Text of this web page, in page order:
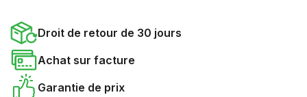
Droit de retour de 30 jours
Achat sur facture
Garantie de prix